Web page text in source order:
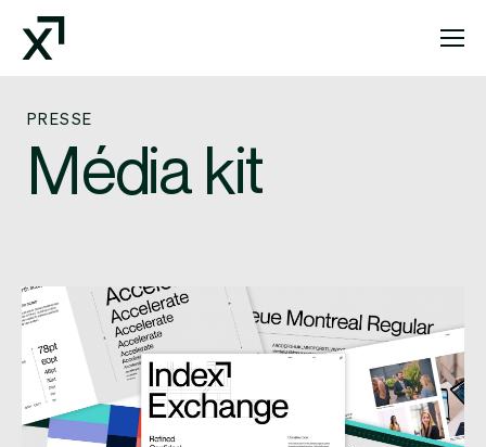
Index Exchange Home page
PRESSE
Média kit